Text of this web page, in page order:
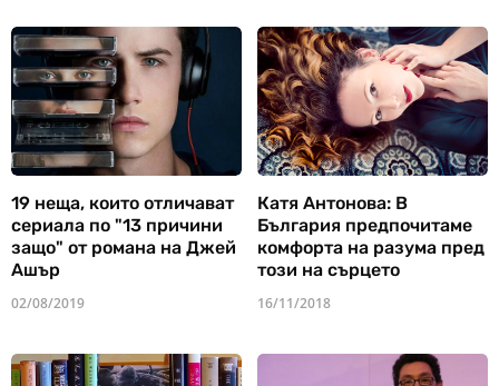
19 неща, които отличават
сериала по "13 причини
защо" от романа на Джей
Ашър
02/08/2019
Катя Антонова: В
България предпочитаме
комфорта на разума пред
този на сърцето
16/11/2018